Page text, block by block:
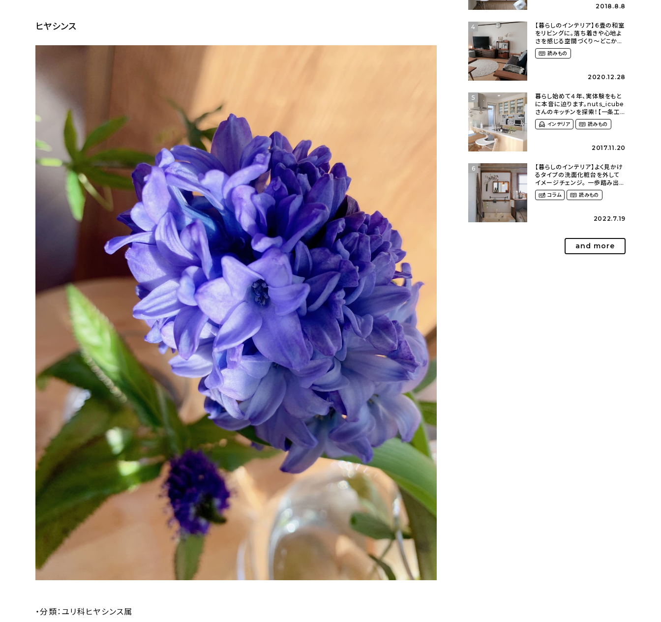
ヒヤシンス
・分類：ユリ科ヒヤシンス属
2018.8.8
4
【暮らしのインテリア】６畳の和室
をリビングに。落ち着きや心地よ
さを感じる空間づくり〜どこか懐
かしい団地暮らし（fumi4511さ
ん） 読みもの
2020.12.28
5
暮らし始めて４年、実体験をもと
に本音に迫ります。nuts_icube
さんのキッチンを探索！【一条工
務店 i-cube】
インテリア 読みもの
2017.11.20
6
【暮らしのインテリア】よく見かけ
るタイプの洗面化粧台を外して
イメージチェンジ。 一歩踏み出し
て理想の空間へ〜築１２年の建
売住宅をDIYする暮らし
コラム 読みもの
2022.7.19
and more